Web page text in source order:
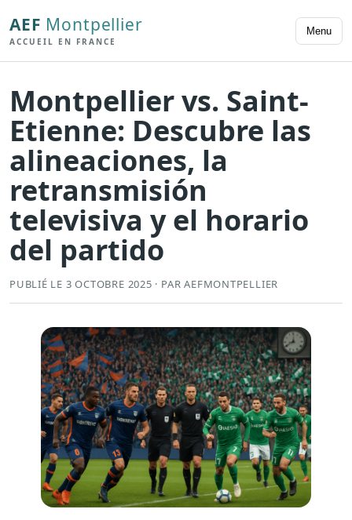
AEF Montpellier
ACCUEIL EN FRANCE
Menu
Montpellier vs. Saint-
Etienne: Descubre las
alineaciones, la
retransmisión
televisiva y el horario
del partido
PUBLIÉ LE 3 OCTOBRE 2025 · PAR AEFMONTPELLIER